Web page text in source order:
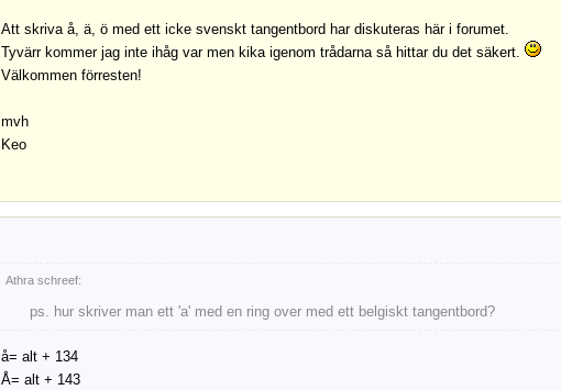
Att skriva å, ä, ö med ett icke svenskt tangentbord har diskuteras här i forumet.
Tyvärr kommer jag inte ihåg var men kika igenom trådarna så hittar du det säkert.
Välkommen förresten!
mvh
Keo
Athra schreef:
ps. hur skriver man ett 'a' med en ring over med ett belgiskt tangentbord?
å= alt + 134
Å= alt + 143